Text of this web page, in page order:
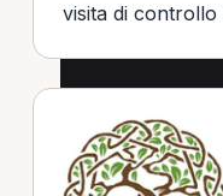
visita di controllo